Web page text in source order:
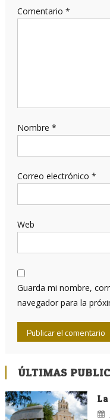
Comentario *
Nombre *
Correo electrónico *
Web
Guarda mi nombre,
navegador para la
ÚLTIMAS